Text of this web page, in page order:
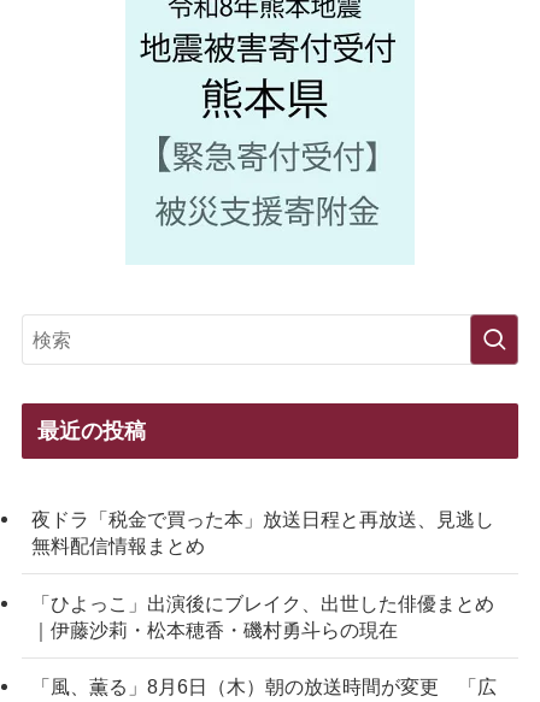
最近の投稿
夜ドラ「税金で買った本」放送日程と再放送、見逃し
無料配信情報まとめ
「ひよっこ」出演後にブレイク、出世した俳優まとめ
｜伊藤沙莉・松本穂香・磯村勇斗らの現在
「風、薫る」8月6日（木）朝の放送時間が変更 「広